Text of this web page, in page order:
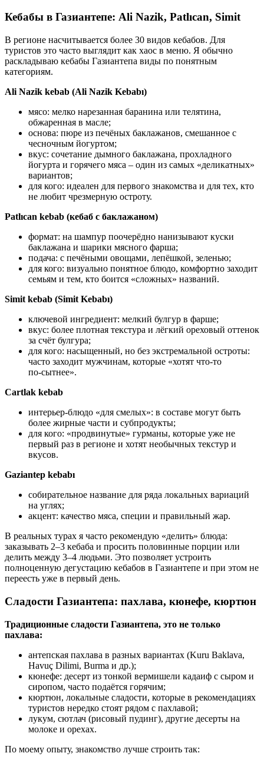
Кебабы в Газиантепе: Ali Nazik, Patlıcan, Simit
В регионе насчитывается более 30 видов кебабов. Для
туристов это часто выглядит как хаос в меню. Я обычно
раскладываю кебабы Газиантепа виды по понятным
категориям.
Ali Nazik kebab (Ali Nazik Kebabı)
мясо: мелко нарезанная баранина или телятина,
обжаренная в масле;
основа: пюре из печёных баклажанов, смешанное с
чесночным йогуртом;
вкус: сочетание дымного баклажана, прохладного
йогурта и горячего мяса – один из самых «деликатных»
вариантов;
для кого: идеален для первого знакомства и для тех, кто
не любит чрезмерную остроту.
Patlıcan kebab (кебаб с баклажаном)
формат: на шампур поочерёдно нанизывают куски
баклажана и шарики мясного фарша;
подача: с печёными овощами, лепёшкой, зеленью;
для кого: визуально понятное блюдо, комфортно заходит
семьям и тем, кто боится «сложных» названий.
Simit kebab (Simit Kebabı)
ключевой ингредиент: мелкий булгур в фарше;
вкус: более плотная текстура и лёгкий ореховый оттенок
за счёт булгура;
для кого: насыщенный, но без экстремальной остроты:
часто заходит мужчинам, которые «хотят что‑то
по‑сытнее».
Cartlak kebab
интерьер‑блюдо «для смелых»: в составе могут быть
более жирные части и субпродукты;
для кого: «продвинутые» гурманы, которые уже не
первый раз в регионе и хотят необычных текстур и
вкусов.
Gaziantep kebabı
собирательное название для ряда локальных вариаций
на углях;
акцент: качество мяса, специи и правильный жар.
В реальных турах я часто рекомендую «делить» блюда:
заказывать 2–3 кебаба и просить половинные порции или
делить между 3–4 людьми. Это позволяет устроить
полноценную дегустацию кебабов в Газиантепе и при этом не
переесть уже в первый день.
Сладости Газиантепа: пахлава, кюнефе, кюртюн
Традиционные сладости Газиантепа, это не только
пахлава:
антепская пахлава в разных вариантах (Kuru Baklava,
Havuç Dilimi, Burma и др.);
кюнефе: десерт из тонкой вермишели кадаиф с сыром и
сиропом, часто подаётся горячим;
кюртюн, локальные сладости, которые в рекомендациях
туристов нередко стоят рядом с пахлавой;
лукум, сютлач (рисовый пудинг), другие десерты на
молоке и орехах.
По моему опыту, знакомство лучше строить так: